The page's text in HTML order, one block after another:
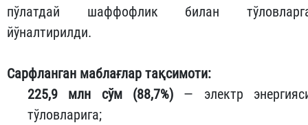
пўлатдай шаффофлик билан
йўналтирилди.
Сарфланган маблағлар тақсимоти:
225,9 млн сўм (88,7%) — электр
тўловларига;